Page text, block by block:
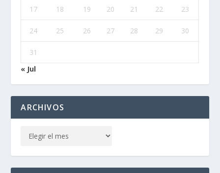
17 18 19 20 21 22 23
24 25 26 27 28 29 30
31
« Jul
ARCHIVOS